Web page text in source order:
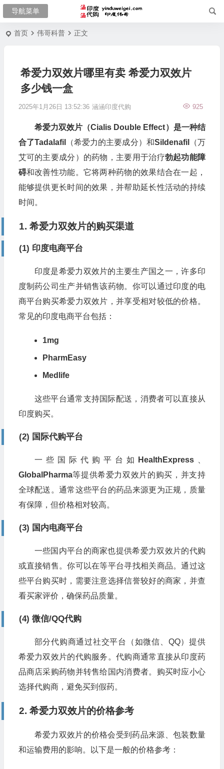
首页 伟哥科普 正文
希爱力双效片哪里有卖 希爱力双效片
多少钱一盒
2025年1月26日 13:52:36 涵涵印度代购 925
希爱力双效片（Cialis Double Effect）是一种结
合了Tadalafil
（希爱力的主要成分）和Sildenafil
（万
艾可的主要成分）的药物，主要用于治疗勃起功能障
碍和改善性功能。它将两种药物的效果结合在一起，
能够提供更长时间的效果，并帮助延长性活动的持续
时间。
1. 希爱力双效片的购买渠道
(1) 印度电商平台
印度是希爱力双效片的主要生产国之一，许多印
度制药公司生产并销售该药物。你可以通过印度的电
商平台购买希爱力双效片，并享受相对较低的价格。
常见的印度电商平台包括：
1mg
PharmEasy
Medlife
这些平台通常支持国际配送，消费者可以直接从
印度购买。
(2) 国际代购平台
一些国际代购平台如 HealthExpress、
GlobalPharma等提供希爱力双效片的购买，并支持
全球配送。通常这些平台的药品来源更为正规，质量
有保障，但价格相对较高。
(3) 国内电商平台
一些国内平台的商家也提供希爱力双效片的代购
或直接销售。你可以在等平台寻找相关商品。通过这
些平台购买时，需要注意选择信誉较好的商家，并查
看买家评价，确保药品质量。
(4) 微信/QQ代购
部分代购商通过社交平台（如微信、QQ）提供
希爱力双效片的代购服务。代购商通常直接从印度药
品商店采购药物并转售给国内消费者。购买时应小心
选择代购商，避免买到假药。
2. 希爱力双效片的价格参考
希爱力双效片的价格会受到药品来源、包装数量
和运输费用的影响。以下是一般的价格参考：